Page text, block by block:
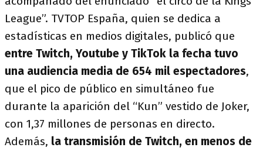
League”. TVTOP España, quien se dedica a
estadísticas en medios digitales, publicó que
entre Twitch, Youtube y TikTok la fecha tuvo
una audiencia media de 654 mil espectadores,
que el pico de público en simultáneo fue
durante la aparición del “Kun” vestido de Joker,
con 1,37 millones de personas en directo.
Además, la transmisión de Twitch, en menos de